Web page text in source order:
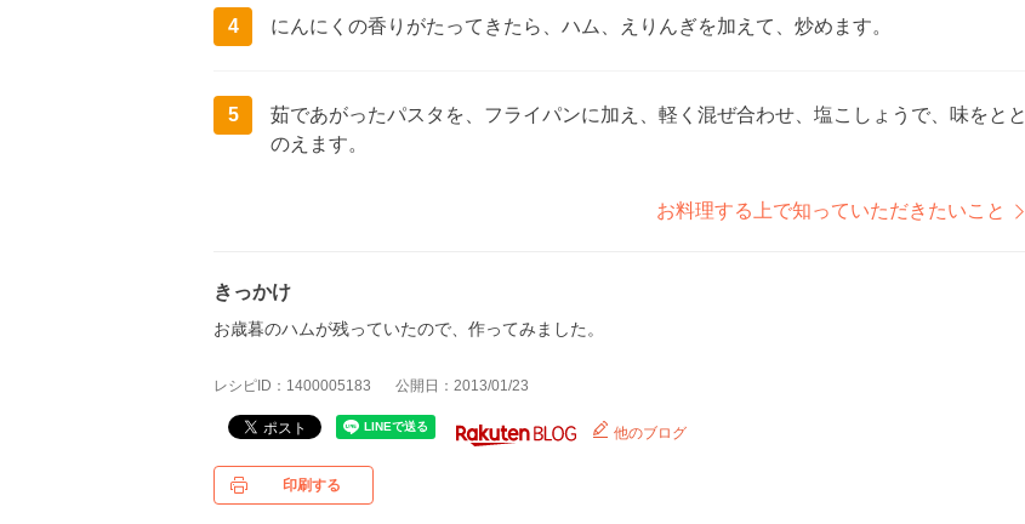
4 にんにくの香りがたってきたら、ハム、えりんぎを加えて、炒めます。
5
茹であがったパスタを、フライパンに加え、軽く混ぜ合わせ、塩こしょうで、味をとと
のえます。
お料理する上で知っていただきたいこと
きっかけ
お歳暮のハムが残っていたので、作ってみました。
レシピID：1400005183 公開日：2013/01/23
他のブログ
印刷する